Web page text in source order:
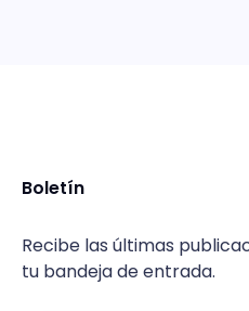
Boletín
Recibe las últimas
tu bandeja de entrada.